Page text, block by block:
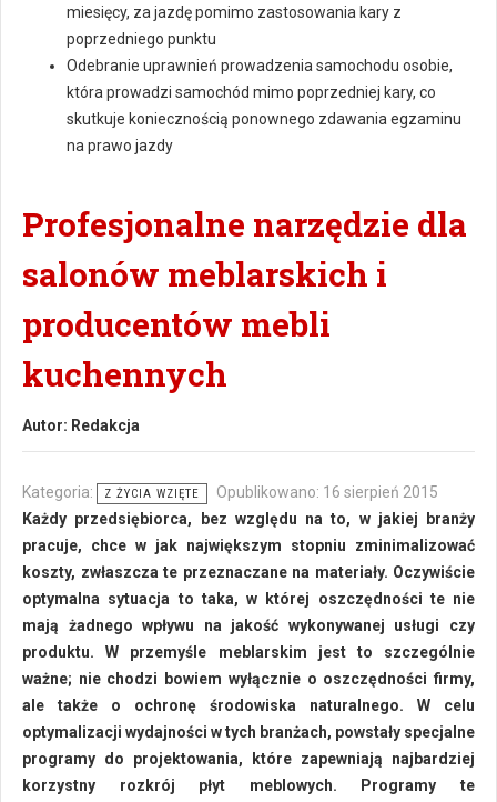
miesięcy, za jazdę pomimo zastosowania kary z
poprzedniego punktu
Odebranie uprawnień prowadzenia samochodu osobie,
która prowadzi samochód mimo poprzedniej kary, co
skutkuje koniecznością ponownego zdawania egzaminu
na prawo jazdy
Profesjonalne narzędzie dla
salonów meblarskich i
producentów mebli
kuchennych
Autor: Redakcja
Kategoria: Z ŻYCIA WZIĘTE
Opublikowano: 16 sierpień 2015
Każdy przedsiębiorca, bez względu na to, w jakiej branży
pracuje, chce w jak największym stopniu zminimalizować
koszty, zwłaszcza te przeznaczane na materiały. Oczywiście
optymalna sytuacja to taka, w której oszczędności te nie
mają żadnego wpływu na jakość wykonywanej usługi czy
produktu. W przemyśle meblarskim jest to szczególnie
ważne; nie chodzi bowiem wyłącznie o oszczędności firmy,
ale także o ochronę środowiska naturalnego. W celu
optymalizacji wydajności w tych branżach, powstały specjalne
programy do projektowania, które zapewniają najbardziej
korzystny rozkrój płyt meblowych. Programy te